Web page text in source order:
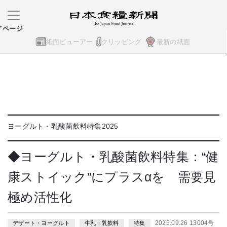
紙面ビューアー クリッピング 最新の紙面
ページ
ヨーグルト・乳酸菌飲料特集2025
◆ヨーグルト・乳酸菌飲料特集：“健
康ストイック”にプラスαを 需要見
極め活性化
デザート・ヨーグルト 牛乳・乳飲料 特集 2025.09.26 13004号